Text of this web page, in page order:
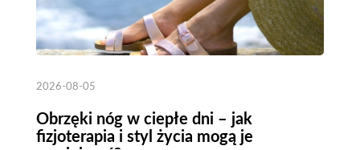
2026-08-05
Obrzęki nóg w ciepłe dni – jak
fizjoterapia i styl życia mogą je